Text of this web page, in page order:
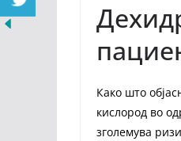
Како што
кислород во
зголемува